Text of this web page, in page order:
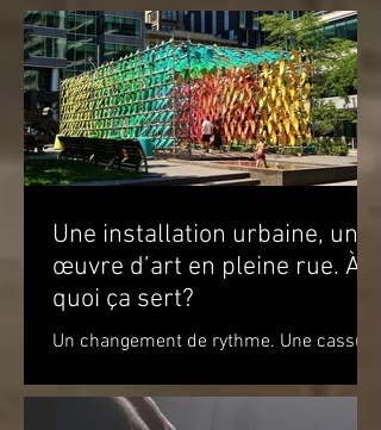
technologiques [SAT] est heureuse de
présenter l’expérience...
Une installation urbaine, une
œuvre d’art en pleine rue. À
quoi ça sert?
Un changement de rythme. Une cassure
apaisement à la vue de ce jeu de